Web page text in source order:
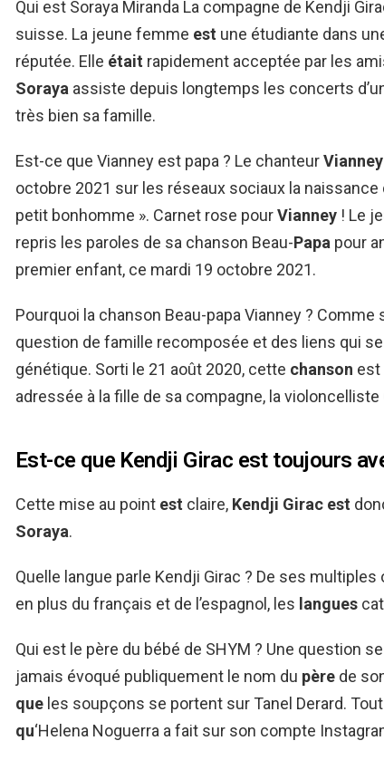
Qui est Soraya Miranda La compagne de Kendji
suisse. La jeune femme est une étudiante dans
réputée. Elle était rapidement acceptée par les
Soraya assiste depuis longtemps les concerts
très bien sa famille.
Est-ce que Vianney est papa ? Le chanteurVianney
octobre 2021 sur les réseaux sociaux la naissance
petit bonhomme ». Carnet rose pourVianney ! Le
repris les paroles de sa chanson Beau-Papa pour
premier enfant, ce mardi 19 octobre 2021.
Pourquoi la chanson Beau-papa Vianney ? Comme
question de famille recomposée et des liens qui
génétique. Sorti le 21 août 2020, cette chanson est
adressée à la fille de sa compagne, la violoncelliste
Est-ce que Kendji Girac est toujours
Cette mise au point est claire, Kendji Girac est
Soraya.
Quelle langue parle Kendji Girac ? De ses
en plus du français et de l’espagnol, les langues
Qui est le père du bébé de SHYM ? Une question
jamais évoqué publiquement le nom du père de
que les soupçons se portent sur Tanel Derard. Tout
qu‘Helena Noguerra a fait sur son compte